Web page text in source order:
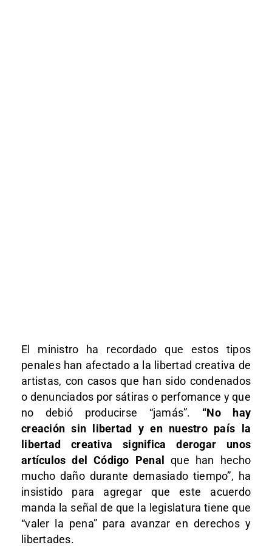
El ministro ha recordado que estos tipos
penales han afectado a la libertad creativa de
artistas, con casos que han sido condenados
o denunciados por sátiras o perfomance y que
no debió producirse “jamás”. “No hay
creación sin libertad y en nuestro país la
libertad creativa significa derogar unos
artículos del Código Penal
que han hecho
mucho daño durante demasiado tiempo”, ha
insistido para agregar que este acuerdo
manda la señal de que la legislatura tiene que
“valer la pena” para avanzar en derechos y
libertades.